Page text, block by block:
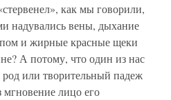
как мы говорили,
надувались вены, дыхание
и жирные красные щеки
А потому, что один из нас
или творительный падеж
мгновение лицо его